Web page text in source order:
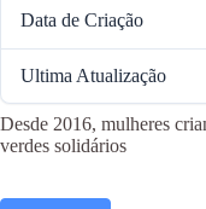
Data de Criação
Ultima Atualização
Desde 2016, mulheres
verdes solidários